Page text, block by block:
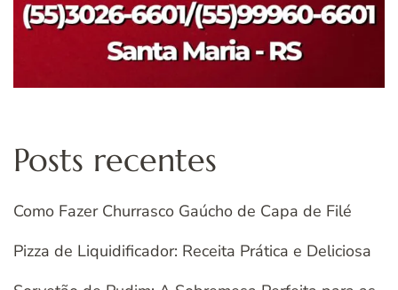
Posts recentes
Como Fazer Churrasco Gaúcho de Capa de Filé
Pizza de Liquidificador: Receita Prática e Deliciosa